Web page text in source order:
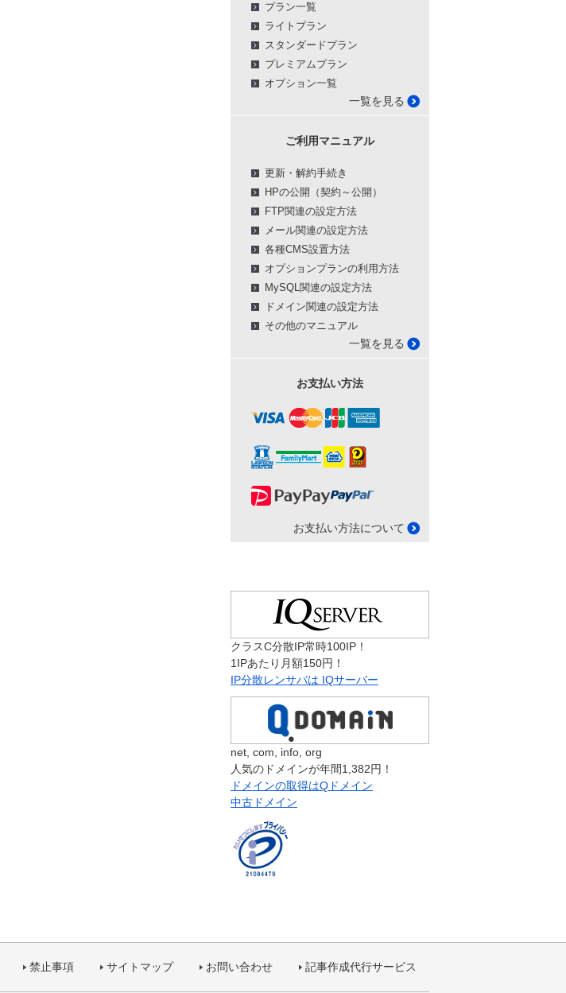
プラン一覧
ライトプラン
スタンダードプラン
プレミアムプラン
オプション一覧
一覧を見る
ご利用マニュアル
更新・解約手続き
HPの公開（契約～公開）
FTP関連の設定方法
メール関連の設定方法
各種CMS設置方法
オプションプランの利用方法
MySQL関連の設定方法
ドメイン関連の設定方法
その他のマニュアル
一覧を見る
お支払い方法
お支払い方法について
クラスC分散IP常時100IP！
1IPあたり月額150円！
IP分散レンサバは IQサーバー
net, com, info, org
人気のドメインが年間1,382円！
ドメインの取得はQドメイン
中古ドメイン
禁止事項 サイトマップ お問い合わせ 記事作成代行サービス